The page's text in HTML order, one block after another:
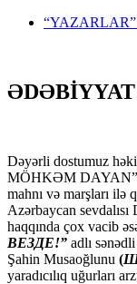
Dəyərli dostumuz
MÖHKƏM
mahnı və marşları
Azərbaycan
haqqında çox vacib
ВЕЗДЕ!” adlı
Şahin Musaoğlunu (
yaradıcılıq uğurları